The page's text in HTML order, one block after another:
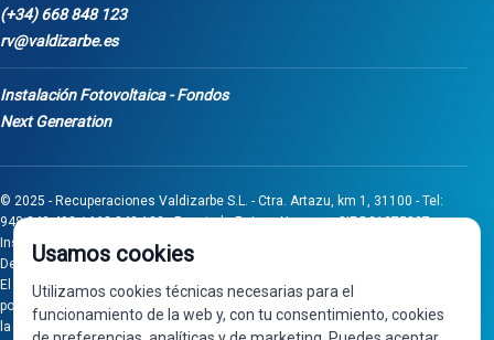
(+34) 668 848 123
rv@valdizarbe.es
Instalación Fotovoltaica - Fondos
Next Generation
© 2025 - Recuperaciones Valdizarbe S.L. - Ctra. Artazu, km 1, 31100 - Tel:
948 340 498 / 668 848 123 - Puente la Reina - Navarra - CIF B31275837.
Inscrita en el Registro Mercantil de Navarra, Tomo 32, Folio 75, Hoja 525.
Desarrollado porSeintosoft
El proyecto de inversión "0011-0558-2024-000008" ha sido subvencionado
por Gobierno de Navarra al amparo de la convocatoria de 2024 de Ayudas a
la inversión en pymes industriales
Usamos cookies
Utilizamos cookies técnicas necesarias para el
funcionamiento de la web y, con tu consentimiento, cookies